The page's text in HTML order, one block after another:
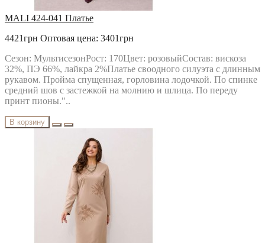
MALI 424-041 Платье
4421грн Оптовая цена: 3401грн
Сезон: МультисезонРост: 170Цвет: розовыйСостав: вискоза
32%, ПЭ 66%, лайкра 2%Платье своодного силуэта с длинным
рукавом. Пройма спущенная, горловина лодочкой. По спинке
средний шов с застежкой на молнию и шлица. По переду
принт пионы."..
В корзину